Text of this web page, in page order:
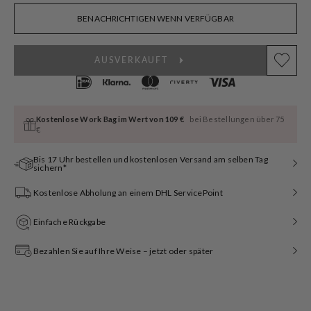
oder
oder
verfügbar
oder
verfügbar
oder
verfügbar
oder
verfügbar
oder
verfügbar
BENACHRICHTIGEN WENN VERFÜGBAR
AUSVERKAUFT
Kostenlose Work Bag im Wert von 109 €
bei Bestellungen über 75
€
Bis 17 Uhr bestellen und kostenlosen Versand am selben Tag
sichern*
Kostenlose Abholung an einem DHL ServicePoint
Einfache Rückgabe
Bezahlen Sie auf Ihre Weise – jetzt oder später